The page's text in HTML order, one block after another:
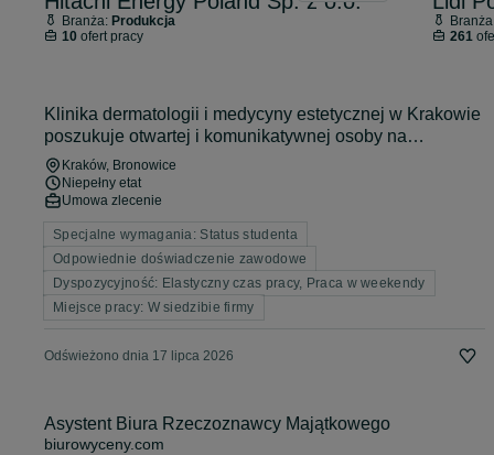
Branża: Produkcja
10 ofert pracy
261
Klinika dermatologii i medycyny estetycznej w Krakowie
poszukuje otwartej i komunikatywnej osoby na
stanowisko recepcjonistki/recepcjonisty.
Kraków, Bronowice
Niepełny etat
Umowa zlecenie
Specjalne wymagania: Status studenta
Odpowiednie doświadczenie zawodowe
Dyspozycyjność: Elastyczny czas pracy, Praca w weekendy
Miejsce pracy: W siedzibie firmy
Odświeżono dnia 17 lipca 2026
Asystent Biura Rzeczoznawcy Majątkowego
biurowyceny.com